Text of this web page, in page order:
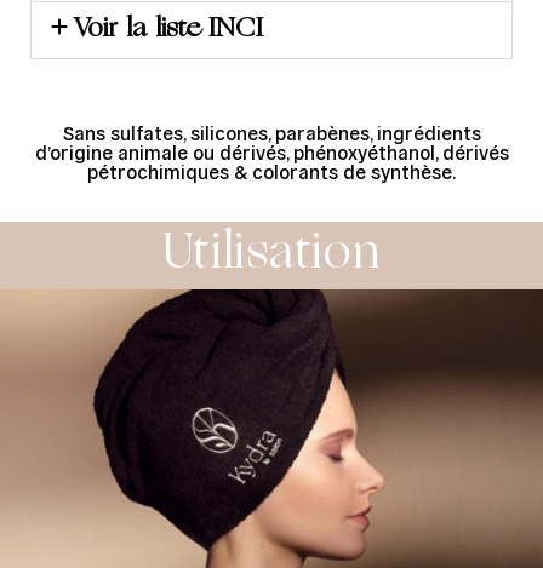
Voir la liste INCI
Sans sulfates, silicones, parabènes, ingrédients
d’origine animale ou dérivés, phénoxyéthanol, dérivés
pétrochimiques & colorants de synthèse.
Utilisation